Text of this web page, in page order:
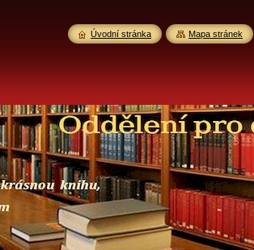
Úvodní stránka Mapa stránek